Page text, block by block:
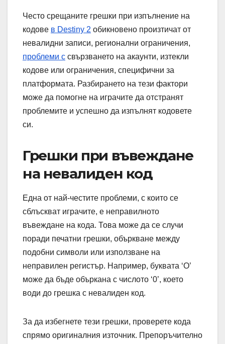
Често срещаните грешки при изпълнение на
кодове в Destiny 2 обикновено произтичат от
невалидни записи, регионални ограничения,
проблеми с свързването на акаунти, изтекли
кодове или ограничения, специфични за
платформата. Разбирането на тези фактори
може да помогне на играчите да отстранят
проблемите и успешно да изпълнят кодовете
си.
Грешки при въвеждане
на невалиден код
Една от най-честите проблеми, с които се
сблъскват играчите, е неправилното
въвеждане на кода. Това може да се случи
поради печатни грешки, объркване между
подобни символи или използване на
неправилен регистър. Например, буквата ‘O’
може да бъде объркана с числото ‘0’, което
води до грешка с невалиден код.
За да избегнете тези грешки, проверете кода
спрямо оригиналния източник. Препоръчително